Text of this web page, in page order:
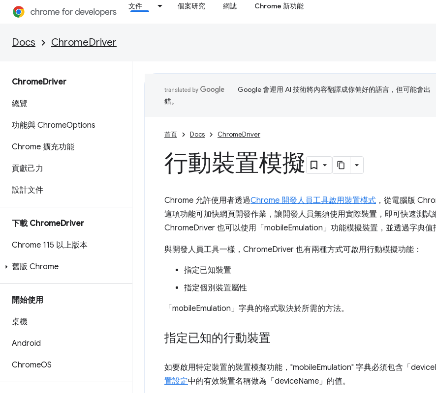
文件 個案研究 網誌 Chrome 新功能
Docs ChromeDriver
ChromeDriver
總覽
功能與 ChromeOptions
Chrome 擴充功能
貢獻己力
設計文件
下載 ChromeDriver
Chrome 115 以上版本
舊版 Chrome
開始使用
桌機
Android
ChromeOS
Google 會運用 AI 技術將內容翻譯成你偏好的語言，但可能會出
錯。
首頁 Docs ChromeDriver
行動裝置模擬
Chrome 允許使用者透過Chrome 開發人員工具啟用裝置模式 ，從電腦版
這項功能可加快網頁開發作業，讓開發人員無須使用實際裝置，即可快速測試
ChromeDriver 也可以使用「mobileEmulation」功能模擬裝置，並透過字典值
與開發人員工具一樣，ChromeDriver 也有兩種方式可啟用行動模擬功能：
指定已知裝置
指定個別裝置屬性
「mobileEmulation」字典的格式取決於所需的方法。
指定已知的行動裝置
如要啟用特定裝置的裝置模擬功能，"mobileEmulation" 字典必須包含「
置設定中的有效裝置名稱做為「deviceName」的值。